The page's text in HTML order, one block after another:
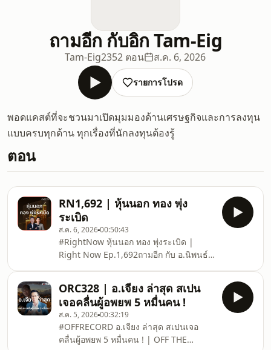
ถามอีก กับอิก Tam-Eig
Tam-Eig2352 ตอน ส.ค. 6, 2026
รายการโปรด
พอดแคสต์ที่จะชวนมาเปิดมุมมองด้านเศรษฐกิจและการลงทุน
แบบครบทุกด้าน ทุกเรื่องที่นักลงทุนต้องรู้
ตอน
RN1,692 | หุ้นนอก ทอง พุ่ง
ระเบิด
ส.ค. 6, 202600:50:43
#RightNow หุ้นนอก ทอง พุ่งระเบิด |
Right Now Ep.1,692⁣⁣ถามอีก กับ อ.นิพนธ์
การลงทุน QIQP บล.ไอร่า จำกัด
(มหาชน)⁣⁣โดย อิก บรรพต ธนาเพิ่มสุข ที่
ปรึกษาการเงิน AFPTtm⁣⁣ติดตามความรู้และ
อัพเดต TAM-EIG_ลงทุนนอก ต้องออกไปให้
รู้⁣https://links.tam-
eig.com/LineOpenchat_Offshores1
ORC328 | อ.เจียง ล่าสุด สเปน
เจอคลื่นผู้อพยพ 5 หมื่นคน !
ส.ค. 5, 202600:32:19
#OFFRECORD อ.เจียง ล่าสุด สเปนเจอ
คลื่นผู้อพยพ 5 หมื่นคน ! | OFF THE